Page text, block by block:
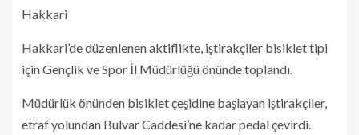
Hakkari
Hakkari’de düzenlenen aktiflikte, iştirakçiler bisiklet tipi
için Gençlik ve Spor İl Müdürlüğü önünde toplandı.
Müdürlük önünden bisiklet çeşidine başlayan iştirakçiler,
etraf yolundan Bulvar Caddesi’ne kadar pedal çevirdi.